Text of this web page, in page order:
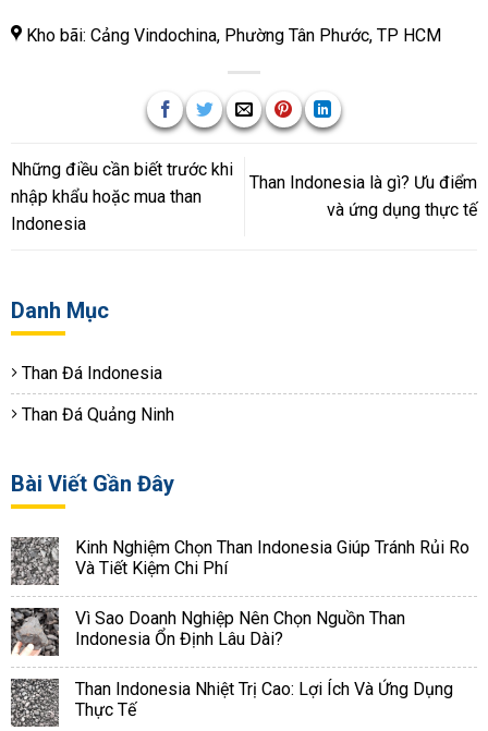
Danh Mục
Than Đá Indonesia
Than Đá Quảng Ninh
Bài Viết Gần Đây
Kinh Nghiệm Chọn Than Indonesia Giúp Tránh Rủi Ro
Và Tiết Kiệm Chi Phí
Vì Sao Doanh Nghiệp Nên Chọn Nguồn Than
Indonesia Ổn Định Lâu Dài?
Than Indonesia Nhiệt Trị Cao: Lợi Ích Và Ứng Dụng
Thực Tế
Kho bãi: Cảng Vindochina, Phường Tân Phước, TP HCM
Những điều cần biết trước khi
nhập khẩu hoặc mua than
Indonesia
Than Indonesia là gì? Ưu điểm
và ứng dụng thực tế